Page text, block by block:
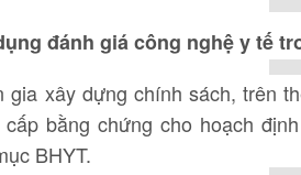
đánh giá công nghệ y tế
gia xây dựng chính sách, trên
bằng chứng cho hoạch
BHYT.